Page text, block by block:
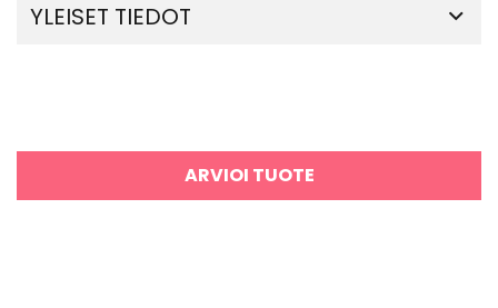
YLEISET TIEDOT
ARVIOI TUOTE